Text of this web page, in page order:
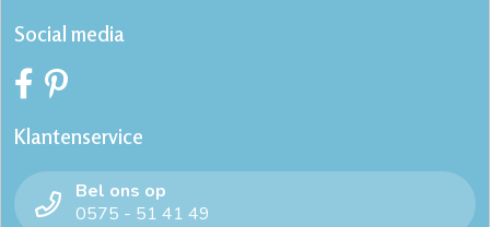
Social media
Klantenservice
Bel ons op
0575 - 51 41 49